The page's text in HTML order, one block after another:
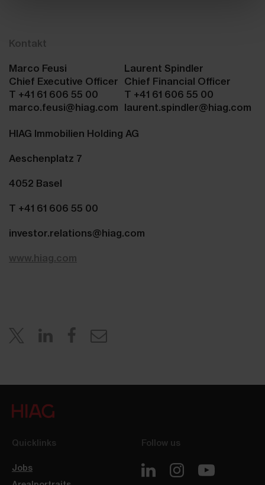
Kontakt
Marco Feusi
Chief Executive Officer
T +41 61 606 55 00
marco.feusi@hiag.com
Laurent Spindler
Chief Financial Officer
T +41 61 606 55 00
laurent.spindler@hiag.com
HIAG Immobilien Holding AG
Aeschenplatz 7
4052 Basel
T +41 61 606 55 00
investor.relations@hiag.com
www.hiag.com
Quicklinks
Jobs
Follow us